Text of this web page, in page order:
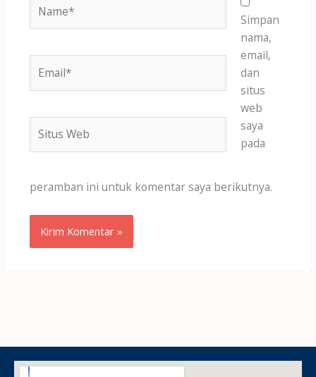
Web
Simpan
nama,
email,
dan
situs
web
saya
pada
peramban ini untuk komentar saya berikutnya.